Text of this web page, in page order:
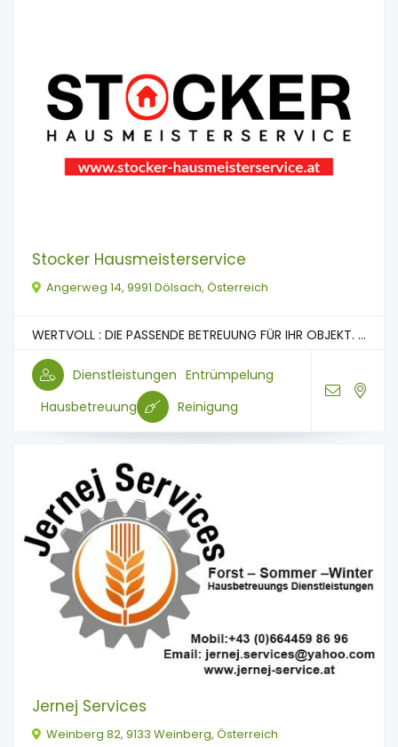
Stocker Hausmeisterservice
Angerweg 14, 9991 Dölsach, Österreich
WERTVOLL : DIE PASSENDE BETREUUNG FÜR IHR OBJEKT. ...
Dienstleistungen Entrümpelung
Hausbetreuung
Reinigung
Jernej Services
Weinberg 82, 9133 Weinberg, Österreich